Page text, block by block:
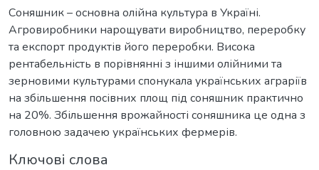
Соняшник – основна олійна культура в Україні.
Агровиробники нарощувати виробництво, переробку
та експорт продуктів його переробки. Висока
рентабельність в порівнянні з іншими олійними та
зерновими культурами спонукала українських аграріїв
на збільшення посівних площ під соняшник практично
на 20%. Збільшення врожайності соняшника це одна з
головною задачею українських фермерів.
Ключові слова